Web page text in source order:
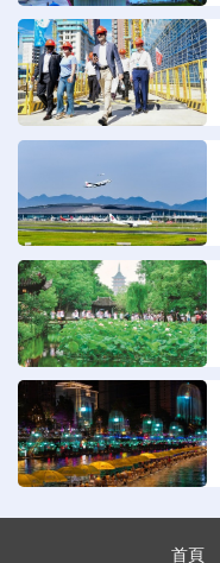
首頁